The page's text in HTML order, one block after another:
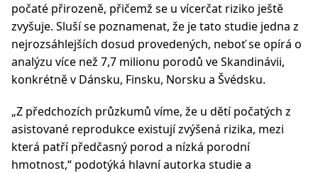
počaté přirozeně, přičemž se u vícerčat riziko ještě
zvyšuje. Sluší se poznamenat, že je tato studie jedna z
nejrozsáhlejších dosud provedených, neboť se opírá o
analýzu více než 7,7 milionu porodů ve Skandinávii,
konkrétně v Dánsku, Finsku, Norsku a Švédsku.
„Z předchozích průzkumů víme, že u dětí počatých z
asistované reprodukce existují zvýšená rizika, mezi
která patří předčasný porod a nízká porodní
hmotnost,“ podotýká hlavní autorka studie a